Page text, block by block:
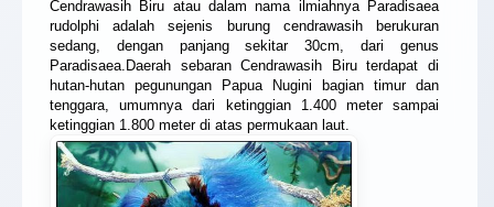
Cendrawasih Biru atau dalam nama ilmiahnya Paradisaea
rudolphi adalah sejenis burung cendrawasih berukuran
sedang, dengan panjang sekitar 30cm, dari genus
Paradisaea.Daerah sebaran Cendrawasih Biru terdapat di
hutan-hutan pegunungan Papua Nugini bagian timur dan
tenggara, umumnya dari ketinggian 1.400 meter sampai
ketinggian 1.800 meter di atas permukaan laut.